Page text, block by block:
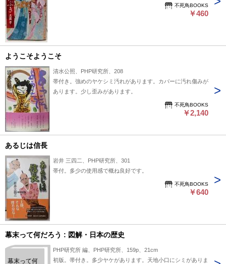
不死鳥BOOKS
￥460
ようこそようこそ
清水公照、PHP研究所、208
帯付き。強めのヤケシミ汚れがあります。カバーに汚れ傷みが
あります。少し歪みがあります。
不死鳥BOOKS
￥2,140
あるじは信長
岩井 三四二、PHP研究所、301
帯付。多少の使用感で概ね良好です。
不死鳥BOOKS
￥640
幕末って何だろう : 図解・日本の歴史
幕末って何
PHP研究所 編、PHP研究所、159p、21cm
初版。帯付き。多少ヤケがあります。天地小口にシミがありま